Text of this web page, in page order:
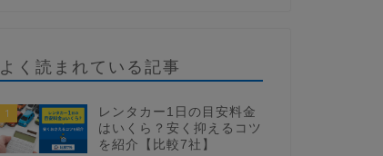
よく読まれている記事
1
レンタカー1日の目安料金
はいくら？安く抑えるコツ
を紹介【比較7社】